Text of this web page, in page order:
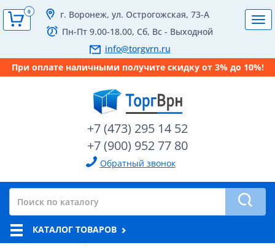
г. Воронеж, ул. Острогожская, 73-А
Пн-Пт 9.00-18.00, Сб, Вс - Выходной
info@torgvrn.ru
При оплате наличными получите скидку от 3% до 10%!
+7 (473) 295 14 52
+7 (900) 952 77 80
Обратный звонок
0
КАТАЛОГ ТОВАРОВ